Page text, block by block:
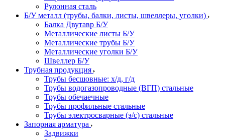
Рулонная сталь
Б/У металл (трубы, балки, листы, швеллеры, уголки)
Балка Двутавр Б/У
Металлические листы Б/У
Металлические трубы Б/У
Металлические уголки Б/У
Швеллер Б/У
Трубная продукция
Трубы бесшовные: х/д, г/д
Трубы водогазопроводные (ВГП) стальные
Трубы обечаечные
Трубы профильные стальные
Трубы электросварные (э/с) стальные
Запорная арматура
Задвижки